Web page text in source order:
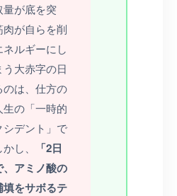
量が底を突
肉が自らを削
ネルギーにし
う大赤字の日
のは、仕方の
生の「一時的
シデント」で
し、
「2日
、アミノ酸の
填をサボるテ